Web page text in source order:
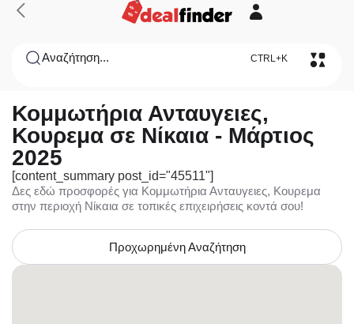
Αναζήτηση... CTRL+K
Κομμωτήρια Ανταυγειες,
Κουρεμα σε Νίκαια - Μάρτιος
2025
[content_summary post_id="45511"]
Δες εδώ προσφορές για Κομμωτήρια Ανταυγειες, Κουρεμα
στην περιοχή Νίκαια σε τοπικές επιχειρήσεις κοντά σου!
Προχωρημένη Αναζήτηση